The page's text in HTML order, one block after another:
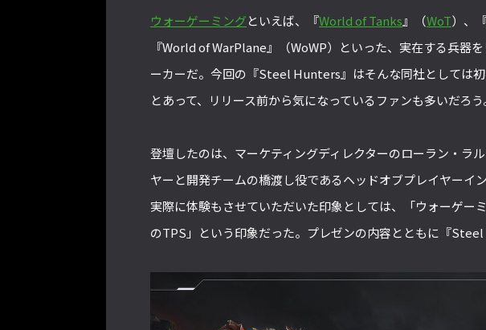
ウォーゲーミングといえば、『World of Tanks』（WoT）、
『World of WarPlane』（WoWP）といった、実在する兵器
ーカーだ。今回の『Steel Hunters』はそんな同社としては
とあって、リリース前から気になっているファンも多いだろう
登壇したのは、マーケティングディレクターのローラン・ラ
ヤーと開発チームの橋渡し役であるヘッドオブプレイヤーイ
実際に体験もさせていただいた印象としては、「ウォーゲー
のTPS」という印象だった。プレゼンの内容とともに『